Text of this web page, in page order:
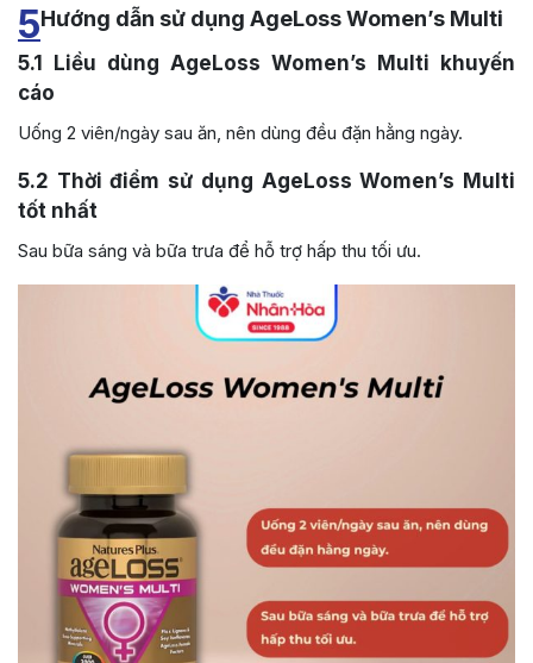
5Hướng dẫn sử dụng AgeLoss Women’s Multi
5.1
Liều dùng AgeLoss Women’s Multi khuyến
cáo
Uống 2 viên/ngày sau ăn, nên dùng đều đặn hằng ngày.
5.2 Thời điểm sử dụng AgeLoss Women’s Multi
tốt nhất
Sau bữa sáng và bữa trưa để hỗ trợ hấp thu tối ưu.